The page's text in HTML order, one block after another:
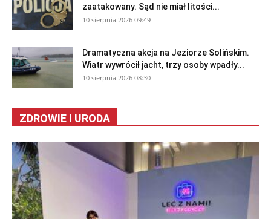
zaatakowany. Sąd nie miał litości...
10 sierpnia 2026 09:49
Dramatyczna akcja na Jeziorze Solińskim.
Wiatr wywrócił jacht, trzy osoby wpadły...
10 sierpnia 2026 08:30
ZDROWIE I URODA